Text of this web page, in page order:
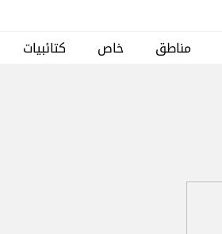
مناطق خاص كتائبيات